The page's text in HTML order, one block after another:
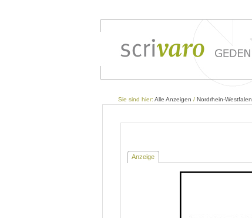
Sie sind hier: Alle Anzeigen / Nordrhein-Westfalen
Anzeige